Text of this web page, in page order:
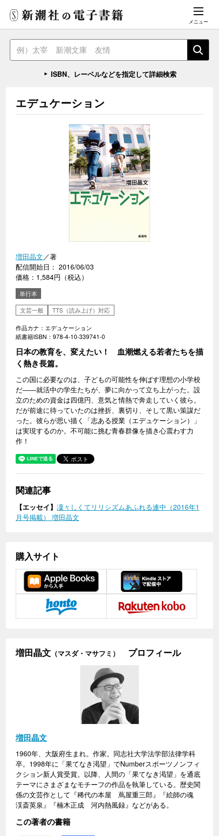
メニュー
ISBN、レーベルなどを指定して詳細検索
エデュケーション
増田晶文／著
配信開始日： 2016/06/03
価格：1,584円（税込）
単行本
文芸一般
TTS（読み上げ）対応
作品カナ：エデュケーション
紙書籍ISBN：978-4-10-339741-0
日本の教育を、変えたい！ 血潮燃える若者たちを描
く熱き長篇。
この国に必要なのは、子どもの可能性を伸ばす理想の小学校
だ――就活中の学生たちが、夢に向かって立ち上がった。設
立のための資金は四億円、意気と情熱で奔走していく彼ら。
だが前途に待っていたのは挫折、裏切り、そして黒い策謀だ
った。彼らが思い描く「志ある授業（エデュケーション）」
は実現するのか。不可能に挑む青春群像を描き心震わす力
作！
関連記事
【エッセイ】 凜々しくてリリシズムあふれる連中（2016年1
月号掲載） 増田晶文
購入サイト
増田晶文 （マスダ・マサフミ） プロフィール
増田晶文
1960年、大阪府生まれ。作家。同志社大学法学部法律学科
卒。1998年に「果てなき渇望」でNumberスポーツノンフィ
クション新人賞受賞。以降、人間の「果てなき渇望」を通底
テーマにさまざまなモチーフの作品を執筆している。歴史関
係の文芸作として『稀代の本屋 蔦屋重三郎』『絵師の魂
渓斎英泉』『楠木正成 河内熱風録』などがある。
この著者の書籍